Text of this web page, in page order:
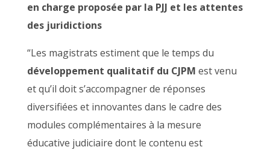
en charge proposée par la PJJ et les attentes
des juridictions
“Les magistrats estiment que le temps du
développement qualitatif du CJPM est venu
et qu’il doit s’accompagner de réponses
diversifiées et innovantes dans le cadre des
modules complémentaires à la mesure
éducative judiciaire dont le contenu est